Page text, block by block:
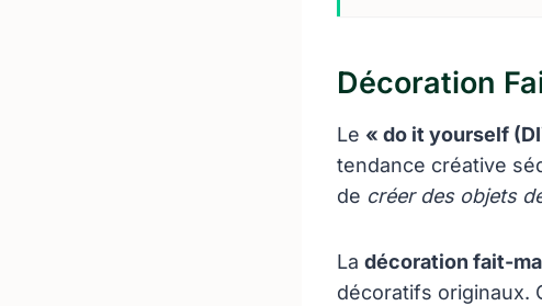
Décoration
Le « do it yourself
tendance créative
de créer des objets
La décoration fait-
décoratifs originaux.